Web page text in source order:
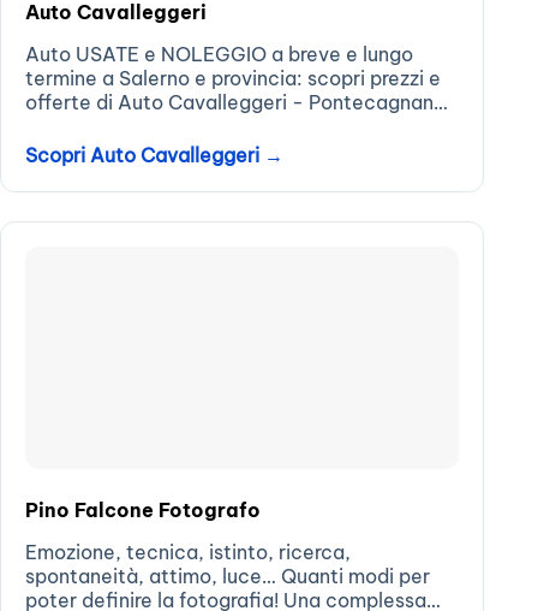
Auto Cavalleggeri
Auto USATE e NOLEGGIO a breve e lungo
termine a Salerno e provincia: scopri prezzi e
offerte di Auto Cavalleggeri - Pontecagnano
Scopri Auto Cavalleggeri →
Pino Falcone Fotografo
Emozione, tecnica, istinto, ricerca,
spontaneità, attimo, luce… Quanti modi per
poter definire la fotografia! Una complessa